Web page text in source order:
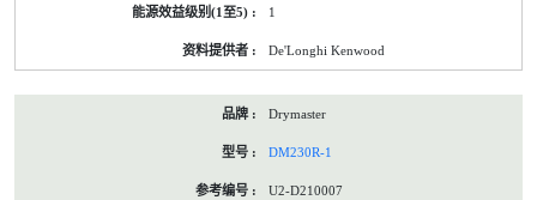
1
De'Longhi Kenwood
Drymaster
DM230R-1
U2-D210007